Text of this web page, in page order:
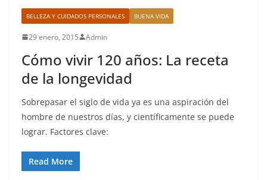
BELLEZA Y CUIDADOS PERSONALES BUENA VIDA
29 enero, 2015 Admin
Cómo vivir 120 años: La receta
de la longevidad
Sobrepasar el siglo de vida ya es una aspiración del
hombre de nuestros días, y científicamente se puede
lograr. Factores clave:
Read More